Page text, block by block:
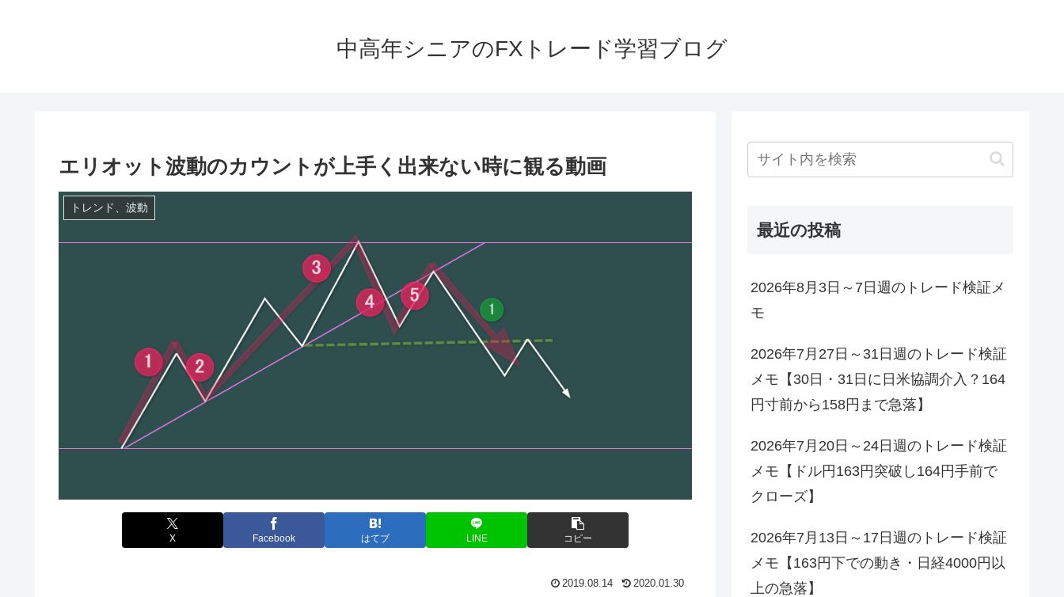
中高年シニアのFXトレード学習ブログ
エリオット波動のカウントが上手く出来ない時に観る動画
トレンド、波動
X Facebook はてブ LINE コピー
2019.08.14 2020.01.30
最近の投稿
2026年8月3日～7日週のトレード検証メ
モ
2026年7月27日～31日週のトレード検証
メモ【30日・31日に日米協調介入？164
円寸前から158円まで急落】
2026年7月20日～24日週のトレード検証
メモ【ドル円163円突破し164円手前で
クローズ】
2026年7月13日～17日週のトレード検証
メモ【163円下での動き・日経4000円以
上の急落】